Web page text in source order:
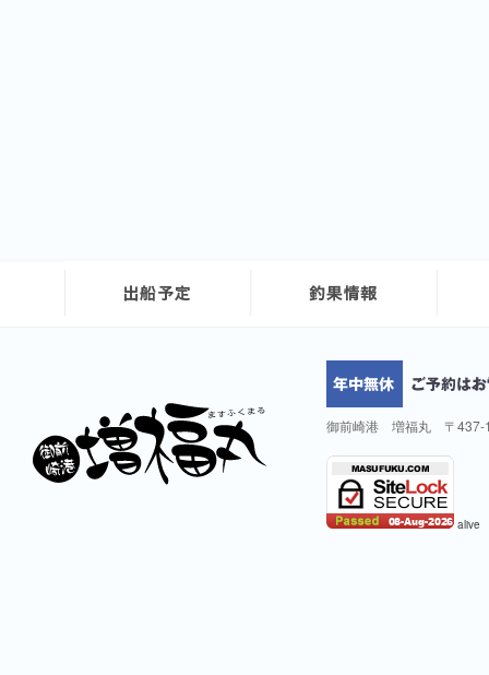
御前崎港 増福丸 〒437-
alive